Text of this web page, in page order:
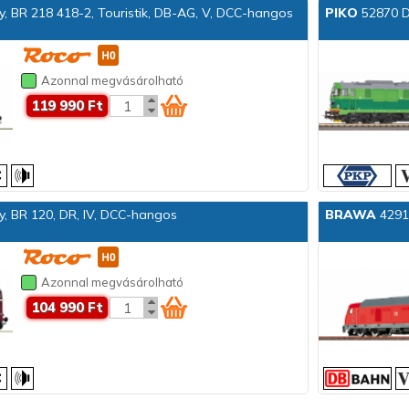
BR 218 418-2, Touristik, DB-AG, V, DCC-hangos
Azonnal megvásárolható
119 990 Ft
PIKO 52870
120, DR, IV, DCC-hangos
Azonnal megvásárolható
104 990 Ft
BRAWA